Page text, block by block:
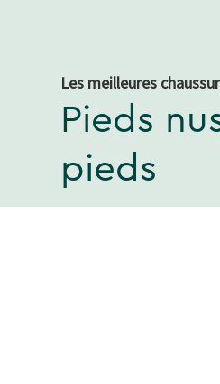
Les meilleures
Pieds
pieds